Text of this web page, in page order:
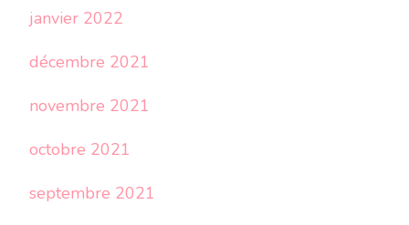
janvier 2022
décembre 2021
novembre 2021
octobre 2021
septembre 2021